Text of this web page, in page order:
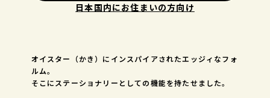
日本国内にお住まいの方向け
オイスター（かき）にインスパイアされたエッジィなフォ
ルム。
そこにステーショナリーとしての機能を持たせました。